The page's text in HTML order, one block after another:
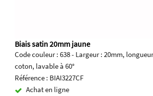
Biais satin 20mm jaune
Code couleur : 638 - Largeur : 20mm,
coton, lavable à 60°
Référence : BIAI3227CF
Achat en ligne